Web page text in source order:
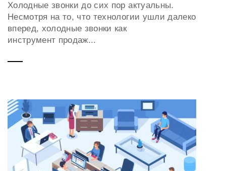
Холодные звонки до сих пор актуальны.
Несмотря на то, что технологии ушли далеко
вперед, холодные звонки как
инструмент продаж...